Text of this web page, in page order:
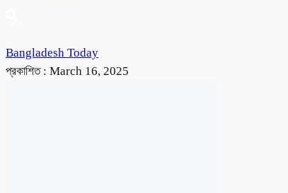
Bangladesh Today
প্রকাশিত : March 16, 2025